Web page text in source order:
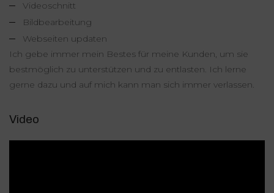
Videoschnitt
Bildbearbeitung
Webseiten updaten
Ich gebe immer mein Bestes für meine Kunden, um sie
bestmöglich zu unterstützen und zu entlasten. Ich lerne
gerne dazu und auf mich kann man sich immer verlassen.
Video